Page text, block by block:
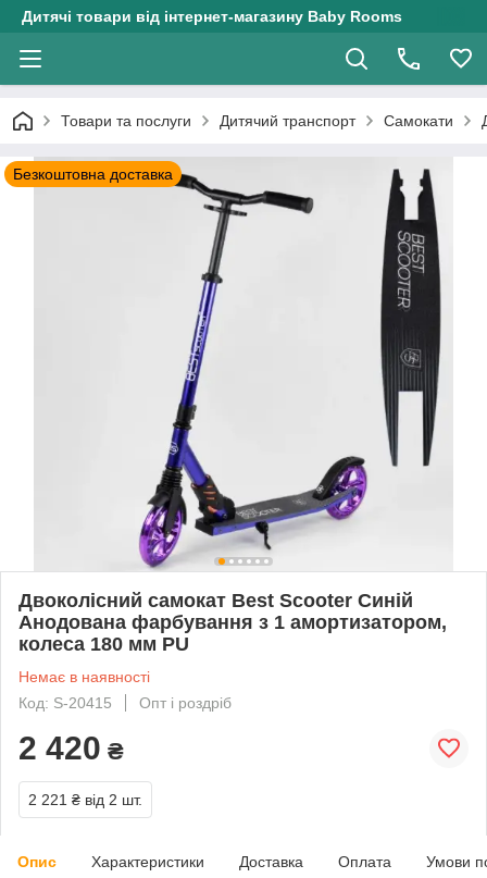
Дитячі товари від інтернет-магазину Baby Rooms
Товари та послуги Дитячий транспорт Самокати
Безкоштовна доставка
Двоколісний самокат Best Scooter Синій
Анодована фарбування з 1 амортизатором,
колеса 180 мм PU
Немає в наявності
Код: S-20415
Опт і роздріб
2 420 ₴
2 221 ₴ від 2 шт.
Опис Характеристики Доставка Оплата Умови